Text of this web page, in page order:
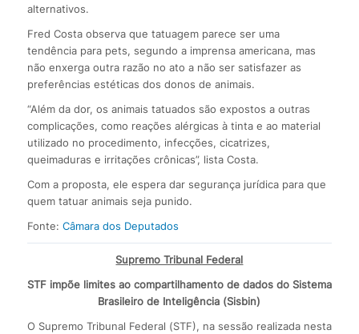
alternativos.
Fred Costa observa que tatuagem parece ser uma
tendência para pets, segundo a imprensa americana, mas
não enxerga outra razão no ato a não ser satisfazer as
preferências estéticas dos donos de animais.
“Além da dor, os animais tatuados são expostos a outras
complicações, como reações alérgicas à tinta e ao material
utilizado no procedimento, infecções, cicatrizes,
queimaduras e irritações crônicas”, lista Costa.
Com a proposta, ele espera dar segurança jurídica para que
quem tatuar animais seja punido.
Fonte: Câmara dos Deputados
Supremo Tribunal Federal
STF impõe limites ao compartilhamento de dados do Sistema
Brasileiro de Inteligência (Sisbin)
O Supremo Tribunal Federal (STF), na sessão realizada nesta